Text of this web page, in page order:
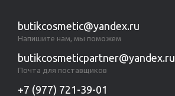
butikcosmetic@yandex.ru
Напишите нам, мы поможем
butikcosmeticpartner@yandex.ru
Почта для поставщиков
+7 (977) 721-39-01